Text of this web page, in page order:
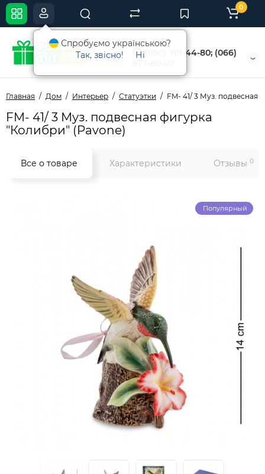
(050) 761-44-80; (066)
0
Главная Дом Интерьер Статуэтки FM- 41/ 3 Муз. подвесная
FM- 41/ 3 Муз. подвесная фигурка
"Колибри" (Pavone)
Все о товаре Характеристики Отзывы 0
Популярный
Спробуємо українською?
Так, звісно!
Ні